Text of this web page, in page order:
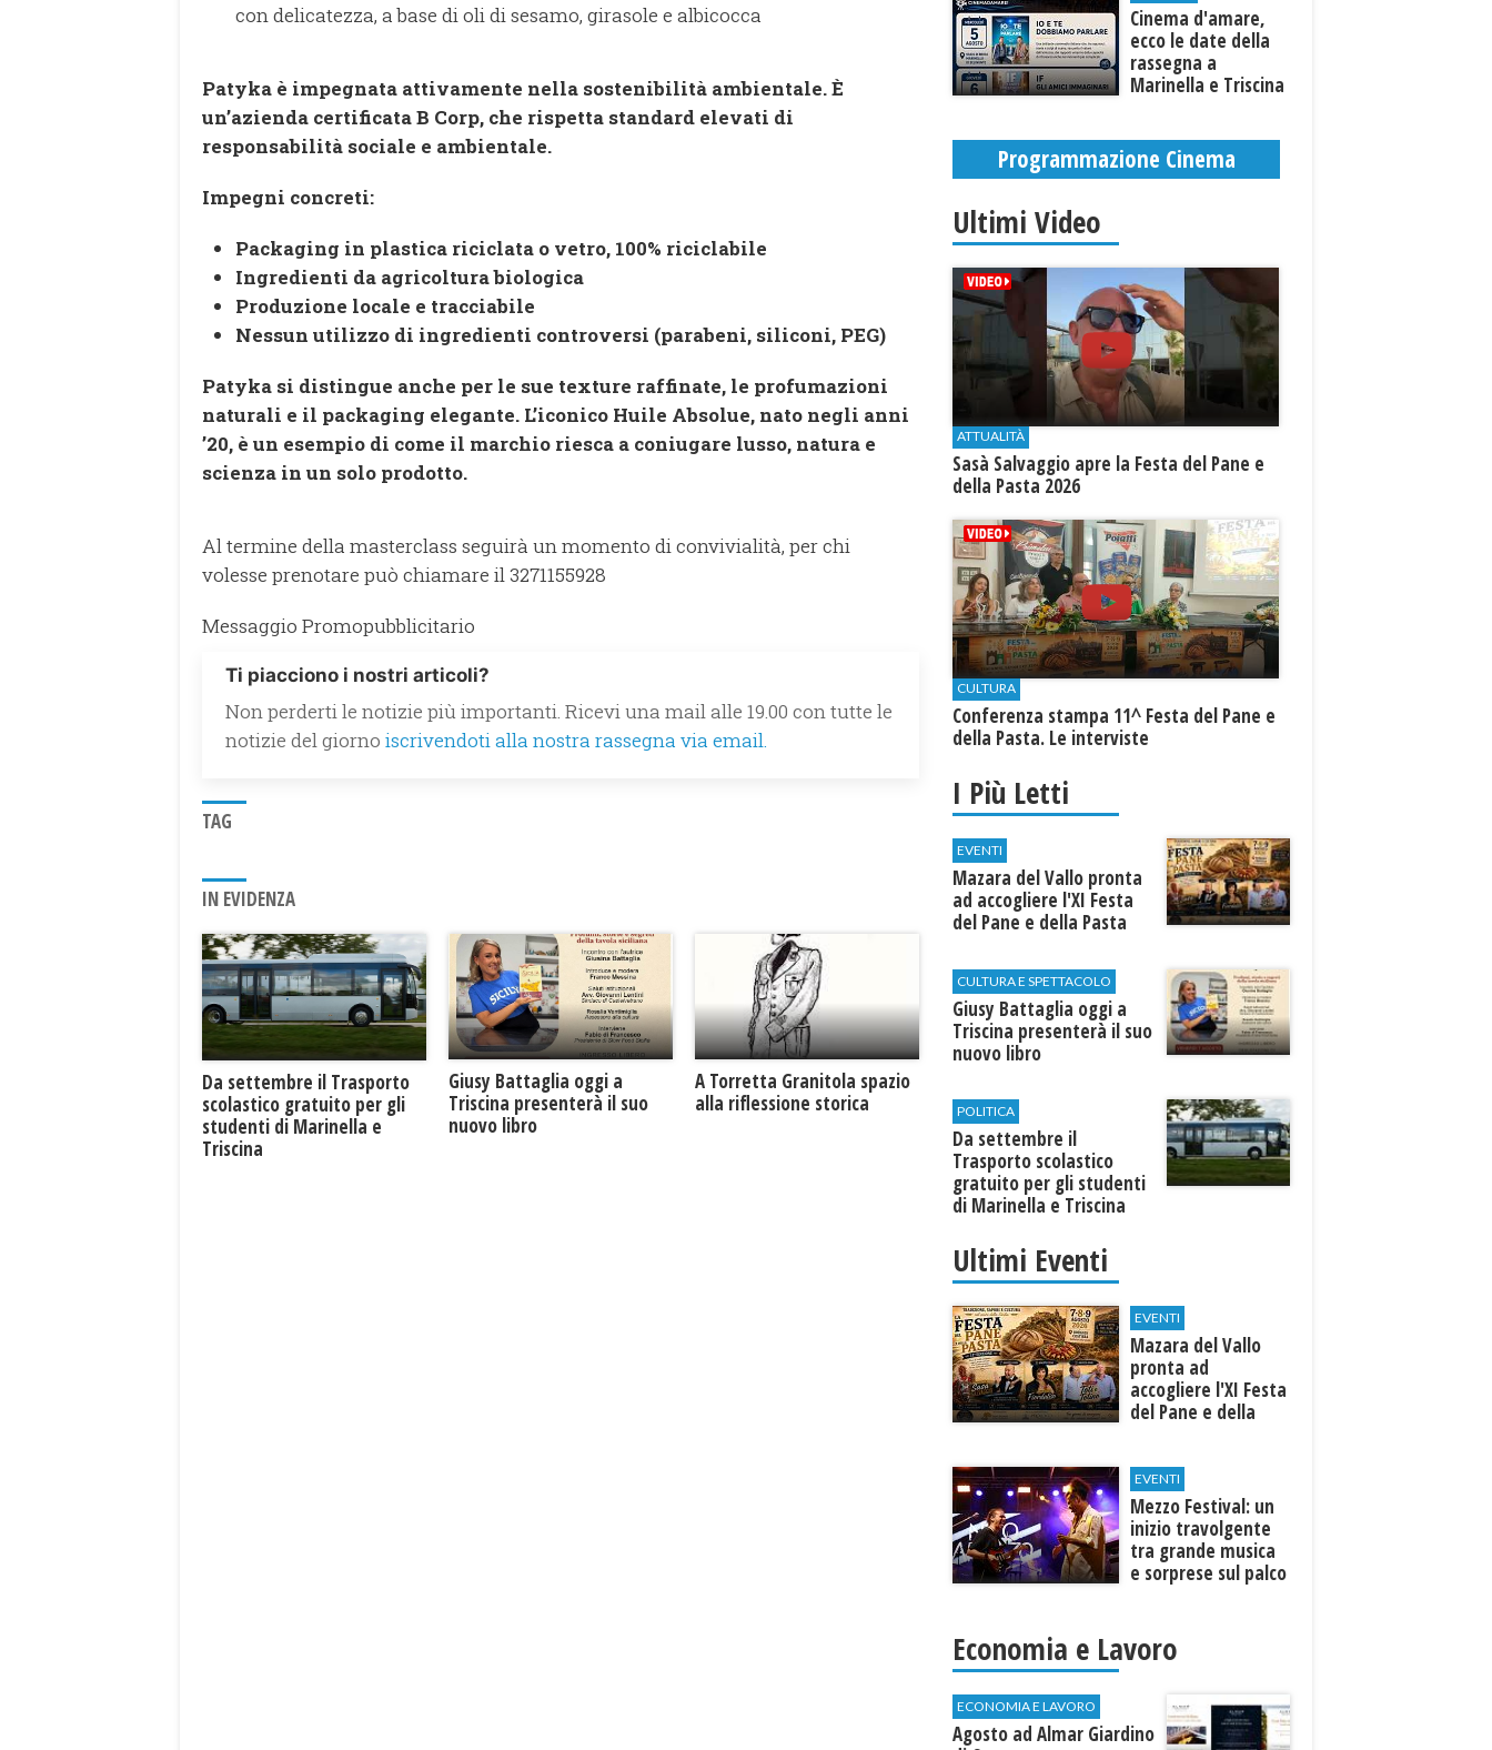
con delicatezza, a base di oli di sesamo, girasole e albicocca
Patyka è impegnata attivamente nella sostenibilità ambientale. È
un’azienda certificata B Corp, che rispetta standard elevati di
responsabilità sociale e ambientale.
Impegni concreti:
Packaging in plastica riciclata o vetro, 100% riciclabile
Ingredienti da agricoltura biologica
Produzione locale e tracciabile
Nessun utilizzo di ingredienti controversi (parabeni, siliconi, PEG)
Patyka si distingue anche per le sue texture raffinate, le profumazioni
naturali e il packaging elegante. L’iconico Huile Absolue, nato negli anni
’20, è un esempio di come il marchio riesca a coniugare lusso, natura e
scienza in un solo prodotto.
Al termine della masterclass seguirà un momento di convivialità, per chi
volesse prenotare può chiamare il 3271155928
Messaggio Promopubblicitario
Ti piacciono i nostri articoli?
Non perderti le notizie più importanti. Ricevi una mail alle 19.00 con tutte le
notizie del giorno iscrivendoti alla nostra rassegna via email.
TAG
IN EVIDENZA
Da settembre il Trasporto
scolastico gratuito per gli
studenti di Marinella e
Triscina
Giusy Battaglia oggi a
Triscina presenterà il suo
nuovo libro
​A Torretta Granitola spazio
alla riflessione storica
Cinema d'amare,
ecco le date della
rassegna a
Marinella e Triscina
Programmazione Cinema
Ultimi Video
ATTUALITÀ
Sasà Salvaggio apre la Festa del Pane e
della Pasta 2026
CULTURA
Conferenza stampa 11^ Festa del Pane e
della Pasta. Le interviste
I Più Letti
EVENTI
Mazara del Vallo pronta
ad accogliere l'XI Festa
del Pane e della Pasta
CULTURA E SPETTACOLO
Giusy Battaglia oggi a
Triscina presenterà il suo
nuovo libro
POLITICA
Da settembre il
Trasporto scolastico
gratuito per gli studenti
di Marinella e Triscina
Ultimi Eventi
EVENTI
Mazara del Vallo
pronta ad
accogliere l'XI Festa
del Pane e della
EVENTI
Mezzo Festival: un
inizio travolgente
tra grande musica
e sorprese sul palco
Economia e Lavoro
ECONOMIA E LAVORO
Agosto ad Almar Giardino